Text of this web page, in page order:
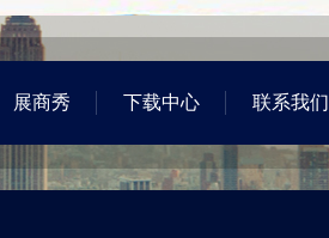
展商秀 下载中心 联系我们